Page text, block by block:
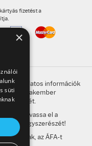
fizetést a
kapcsolatos információk
a szakember
olvassa el a
meg gyógyszerészét!
árak, az ÁFA-t
×
süti